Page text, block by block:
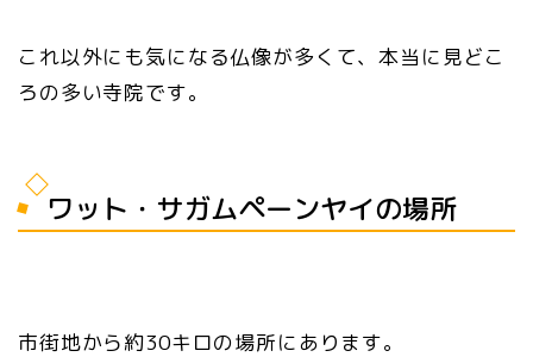
これ以外にも気になる仏像が多くて、本当に見どこ
ろの多い寺院です。
ワット・サガムペーンヤイの場所
市街地から約30キロの場所にあります。